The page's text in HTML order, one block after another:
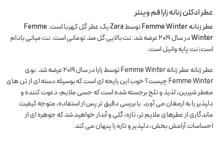
عطر ادکلن زنانه زارا فم وینتر
عطر زنانه Femme Winter توسطZaraیک عطر گل کهربا است.Femme
Winter
در سال 2019 عرضه شد. نت بالایی گل صد تومانی است. نت میانی بادام
است; نت پایه وانیل است.
عطر زنانه عطر زنانه Femme Winter توسط زارا در سال 2019 عرضه شد. بوی
Femme Winter چیست؟ خوب این رایحه ای است که بوسیله دسته ای از تن های
معطر شیرین، لذیذ و تلخ برجسته شده است که حسی ملایم، دعوت کننده و
دلپذیر را به ارمغان می آورد. با بررسی دقیق تر پس از استفاده، متوجه کیفیت
ماندگاری از عطرهای ملایم تر، تازه، گلی و آبدار خواهید شد که جوهره ای از
احساسات آرامش بخش، دلپذیر و تازه را پنهان می کند.